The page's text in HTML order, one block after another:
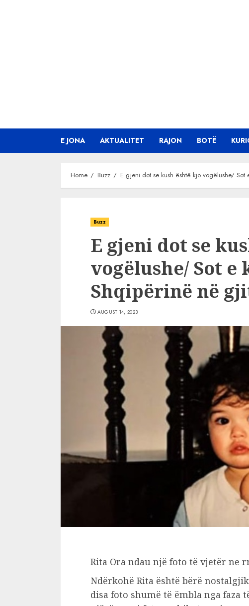
E JONA AKTUALITET RAJON BOTË
Home Buzz E gjeni dot se kush është kjo vogëlushe/
Buzz
E gjeni dot se
vogëlushe/ Sot
Shqipërinë në
AUGUST 14, 2023
Rita Ora ndau një foto të vjetër ne
Ndërkohë Rita është bërë
disa foto shumë të ëmbla nga faza